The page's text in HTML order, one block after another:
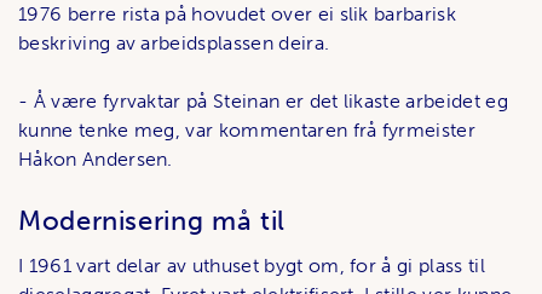
1976 berre rista på hovudet over ei slik barbarisk
beskriving av arbeidsplassen deira.
- Å være fyrvaktar på Steinan er det likaste arbeidet eg
kunne tenke meg, var kommentaren frå fyrmeister
Håkon Andersen.
Modernisering må til
I 1961 vart delar av uthuset bygt om, for å gi plass til